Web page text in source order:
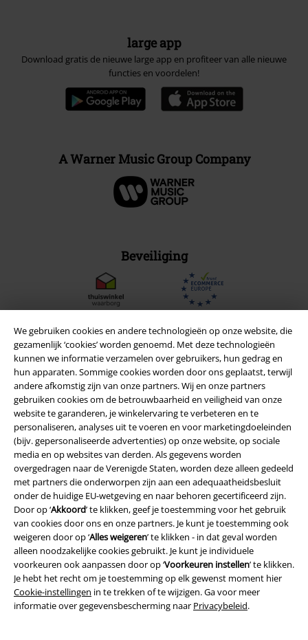
We gebruiken cookies en andere technologieën op onze website, die
gezamenlijk ‘cookies’ worden genoemd. Met deze technologieën
kunnen we informatie verzamelen over gebruikers, hun gedrag en
hun apparaten. Sommige cookies worden door ons geplaatst, terwijl
andere afkomstig zijn van onze partners. Wij en onze partners
gebruiken cookies om de betrouwbaarheid en veiligheid van onze
website te garanderen, je winkelervaring te verbeteren en te
personaliseren, analyses uit te voeren en voor marketingdoeleinden
(bijv. gepersonaliseerde advertenties) op onze website, op sociale
media en op websites van derden. Als gegevens worden
overgedragen naar de Verenigde Staten, worden deze alleen gedeeld
met partners die onderworpen zijn aan een adequaatheidsbesluit
onder de huidige EU-wetgeving en naar behoren gecertificeerd zijn.
Door op ‘Akkoord’ te klikken, geef je toestemming voor het gebruik
van cookies door ons en onze partners. Je kunt je toestemming ook
weigeren door op ‘Alles weigeren’ te klikken - in dat geval worden
alleen noodzakelijke cookies gebruikt. Je kunt je individuele
voorkeuren ook aanpassen door op ‘Voorkeuren instellen’ te klikken.
Je hebt het recht om je toestemming op elk gewenst moment hier
Cookie-instellingen in te trekken of te wijzigen. Ga voor meer
informatie over gegevensbescherming naar Privacybeleid.
Beveiliging
Algemene Voorwaarden
Privacyverklaring
Verklaring van conformiteit
Informatie over toegankelijkheid
Cookie-instellingen
Annuleer bestelling
Alle prijzen incl.
wettelijke BTW
© 1986-2026 Large Popmerchandising B.V.
Onze online shops
EMP International